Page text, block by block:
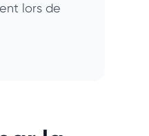
lors de